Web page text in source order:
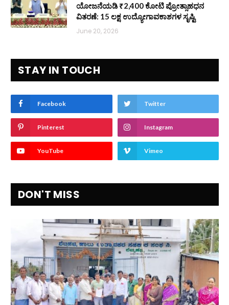
ಯೋಜನೆಯಡಿ ₹2,400 ಕೋಟಿ ಪ್ರೋತ್ಸಾಹಧನ
ವಿತರಣೆ: 15 ಲಕ್ಷ ಉದ್ಯೋಗಾವಕಾಶಗಳ ಸೃಷ್ಟಿ
June 20, 2026
STAY IN TOUCH
Facebook Twitter
Pinterest Instagram
YouTube Vimeo
DON'T MISS